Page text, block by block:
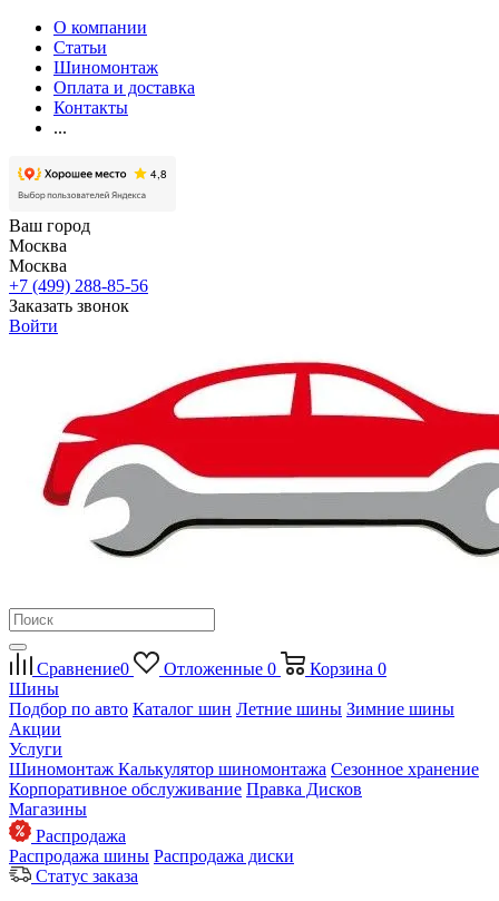
О компании
Статьи
Шиномонтаж
Оплата и доставка
Контакты
...
Ваш город
Москва
Москва
+7 (499) 288-85-56
Заказать звонок
Войти
Сравнение0 Отложенные 0 Корзина 0
Шины
Подбор по авто Каталог шин Летние шины Зимние шины
Акции
Услуги
Шиномонтаж Калькулятор шиномонтажа Сезонное хранение
Корпоративное обслуживание Правка Дисков
Магазины
Распродажа
Распродажа шины Распродажа диски
Статус заказа